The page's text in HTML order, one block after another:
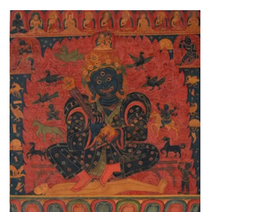
繁體中文